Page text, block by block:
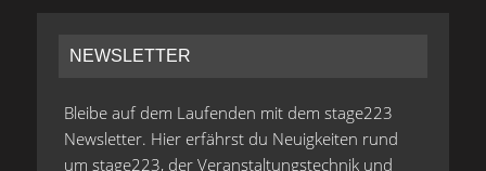
NEWSLETTER
Bleibe auf dem Laufenden mit dem stage223
Newsletter. Hier erfährst du Neuigkeiten rund
um stage223, der Veranstaltungstechnik und